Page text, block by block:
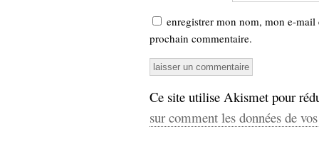
enregistrer mon nom, mon e-
prochain commentaire.
Ce site utilise Akismet pour
sur comment les données de